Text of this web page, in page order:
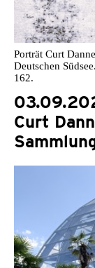
Porträt Curt
Deutschen
162.
Curt